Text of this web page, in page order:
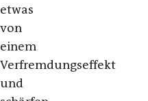
etwas
von
einem
Verfremdungseffekt
und